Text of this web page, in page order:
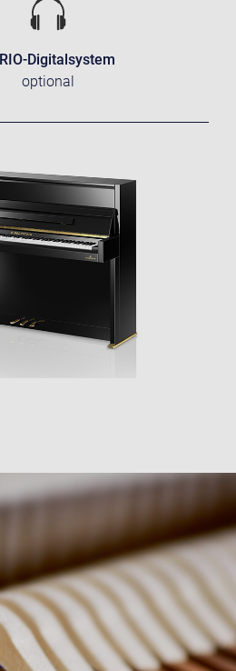
Digitalsystem
optional